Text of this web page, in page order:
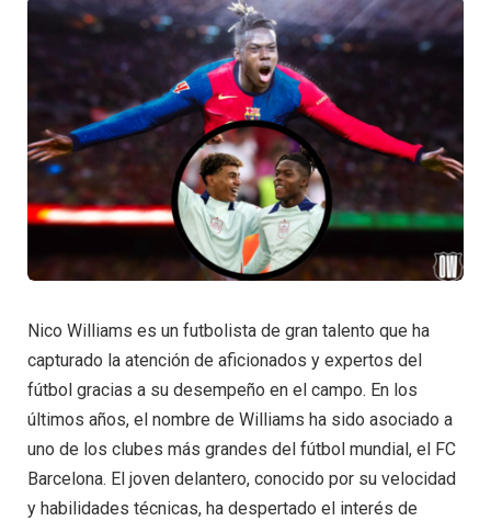
Nico Williams es un futbolista de gran talento que ha
capturado la atención de aficionados y expertos del
fútbol gracias a su desempeño en el campo. En los
últimos años, el nombre de Williams ha sido asociado a
uno de los clubes más grandes del fútbol mundial, el FC
Barcelona. El joven delantero, conocido por su velocidad
y habilidades técnicas, ha despertado el interés de